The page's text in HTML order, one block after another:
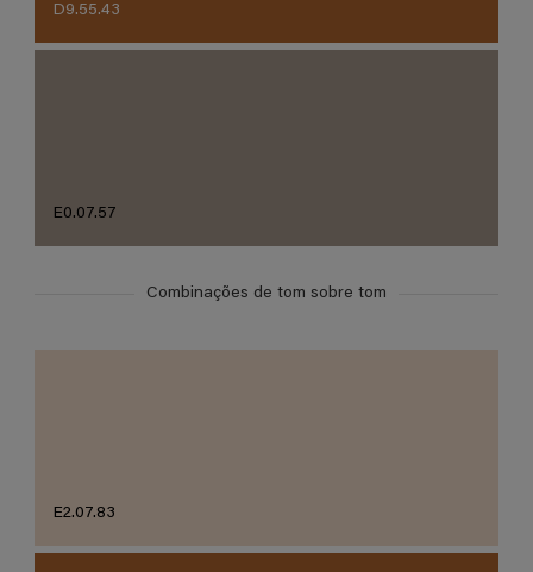
D9.55.43
E0.07.57
Combinações de tom sobre tom
E2.07.83